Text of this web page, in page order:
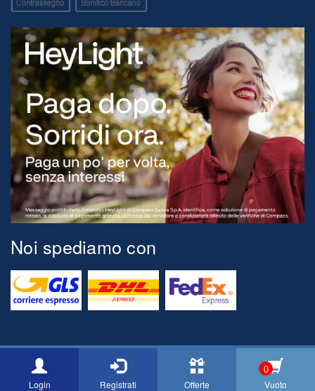
Noi spediamo con
© 2026 Tognini Pesca Via Montegrappa, 71 54037 Marina di Massa
[MS] ITALY P.Iva 00517150454 Email: info@cacciaepescatognini.it
Login Registrati Offerte
0
Vuoto